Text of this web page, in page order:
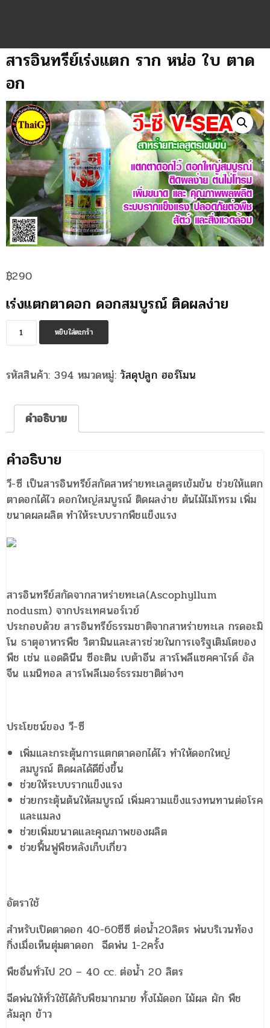
สารอินทรีย์เร่งแตก ราก หน่อ ใบ ตาด
อก
฿290
เร่งแตกตาดอก ดอกสมบูรณ์ ติดผลง่าย
จำนวน
สาร
เร่ง
ราก
ตาด
ชิ้น
หยิบใส่ตะกร้า
รหัสสินค้า:394 หมวดหมู่:วัสดุปลูก ฮอร์โมน
คำอธิบาย
คำอธิบาย
วี-ซี เป็นสารอินทรีย์สกัดสาหร่ายทะเลสูตรเข้มข้น ช่วยให้แตก
ตาดอกได้ไว ดอกใหญ่สมบูรณ์ ติดผลง่าย ต้นไม้ไม่โทรม เพิ่ม
ขนาดผลผลิต ทำให้ระบบรากพืชแข็งแรง
สารอินทรีย์สกัดจากสาหร่ายทะเล(Ascophyllum
nodusm) จากประเทศนอร์เวย์
ประกอบด้วย สารอินทรีย์ธรรมชาติจากสาหร่ายทะเล กรดอะมิ
โน ธาตุอาหารพืช วิตามินและสารช่วยในการเจริฐเติมโตของ
พืช เช่น แอดดินีน ซีอะติน เบต้าอีน สารโพลีแซคคาไรด์ อัล
จีน แมนิทอล สารโพลีเมอร์ธรรมชาติต่างๆ
ประโยชน์ของ วี-ซี
เพิ่มและกระตุ้นการแตกตาดอกได้ไว ทำให้ดอกใหญ่
สมบูรณ์ ติดผลได้ดียิ่งขึ้น
ช่วยให้ระบบรากแข็งแรง
ช่วยกระตุ้นต้นให้สมบูรณ์ เพิ่มความแข็งแรงทนทานต่อโรค
และแมลง
ช่วยเพิ่มขนาดและคุณภาพของผลิต
ช่วยฟื้นฟูพืชหลังเก็บเกี่ยว
อัตราใช้
สำหรับเปิดตาดอก 40-60ซีซี ต่อน้ำ20ลิตร พ่นบริเวนท้อง
กิ่งเมื่อเห็นตุ่มตาดอก ฉีดพ่น 1-2ครั้ง
พืชอื่นทั่วไป 20 – 40 cc. ต่อน้ำ 20 ลิตร
ฉีดพ่นให้ทั่วใช้ได้กับพืชมากมาย ทั้งไม้ดอก ไม้ผล ผัก พืช
ล้มลุก ข้าว